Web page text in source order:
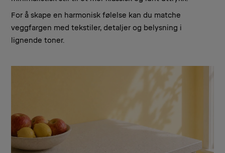
For å skape en harmonisk følelse kan du matche
veggfargen med tekstiler, detaljer og belysning i
lignende toner.